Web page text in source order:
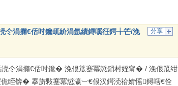
分享
仒涓撱€佸吋鑱屼紒涓氬績鐞嗘彺鍔╁笀/浼
仒涓撱€佸吋鑱� 浼佷笟蹇冪悊鎻村姪甯� / 浼佷笟绀
锛� 搴旂敤蹇冪悊瀛︺€佷汉鍔涜祫婧愮鐞嗐€佺